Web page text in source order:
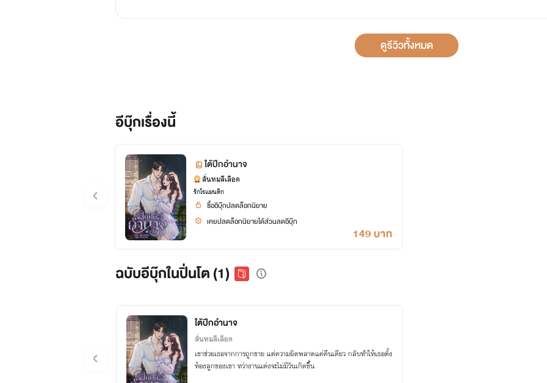
ดูรีวิวทั้งหมด
อีบุ๊กเรื่องนี้
ใต้ปีกอำนาจ
ลั่นทมสีเลือด
รักโรแมนติก
ซื้ออีบุ๊กปลดล็อกนิยาย
เคยปลดล็อกนิยายได้ส่วนลดอีบุ๊ก
149 บาท
ฉบับอีบุ๊กในปิ่นโต (1)
ใต้ปีกอำนาจ
ลั่นทมสีเลือด
เขาช่วยเธอจากการถูกขาย แต่ความผิดพลาดแค่คืนเดียว กลับทำให้เธอตั้ง
ท้องลูกของเขา ทว่างานแต่งจะไม่มีวันเกิดขึ้น